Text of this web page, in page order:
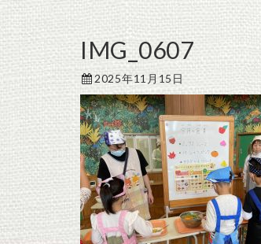
IMG_0607
2025年11月15日